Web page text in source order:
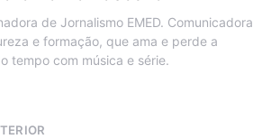
de Jornalismo EMED. Comunicadora
e formação, que ama e perde a
tempo com música e série.